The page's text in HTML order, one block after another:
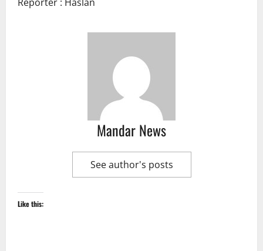
Mandar News
See author's posts
Like this: